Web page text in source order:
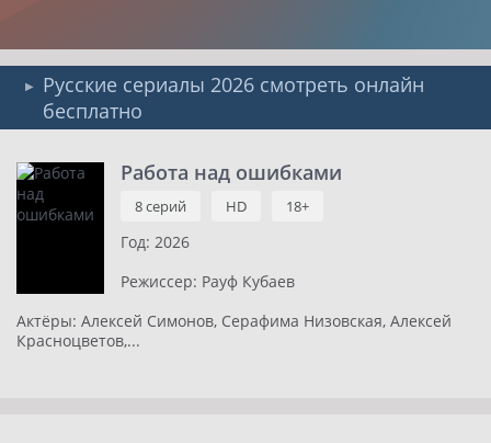
Русские сериалы 2026 смотреть онлайн
бесплатно
Работа над ошибками
8 серий HD 18+
Год: 2026
Режиссер: Рауф Кубаев
Актёры: Алексей Симонов, Серафима Низовская, Алексей
Красноцветов,...